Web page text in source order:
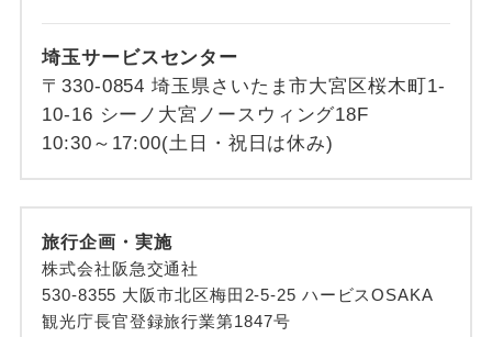
埼玉サービスセンター
〒330-0854 埼玉県さいたま市大宮区桜木町1-
10-16 シーノ大宮ノースウィング18F
10:30～17:00(土日・祝日は休み)
旅行企画・実施
株式会社阪急交通社
530-8355 大阪市北区梅田2-5-25 ハービスOSAKA
観光庁長官登録旅行業第1847号